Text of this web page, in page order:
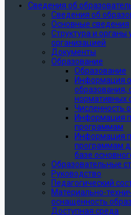
Сведения об
Сведения об
Основные сведения
Структура и органы
организацией
Документы
Образование
Образование
Информация
образования,
нормативных
Численность
Информация
программам
Информация
программам
базе
Образовательные
Руководство
Педагогический
Материально-
оснащённость
Доступная среда